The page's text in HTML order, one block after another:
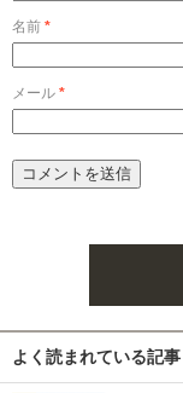
名前 *
メール *
よく読まれている記事